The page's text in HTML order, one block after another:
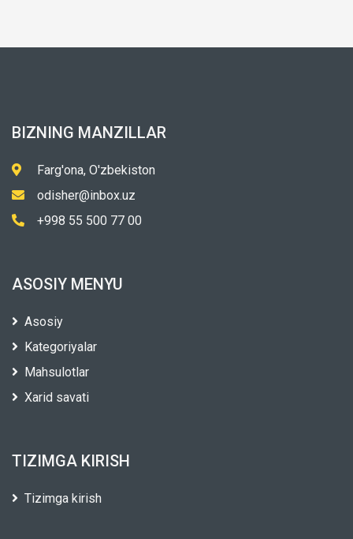
BIZNING MANZILLAR
Farg'ona, O'zbekiston
odisher@inbox.uz
+998 55 500 77 00
ASOSIY MENYU
Asosiy
Kategoriyalar
Mahsulotlar
Xarid savati
TIZIMGA KIRISH
Tizimga kirish